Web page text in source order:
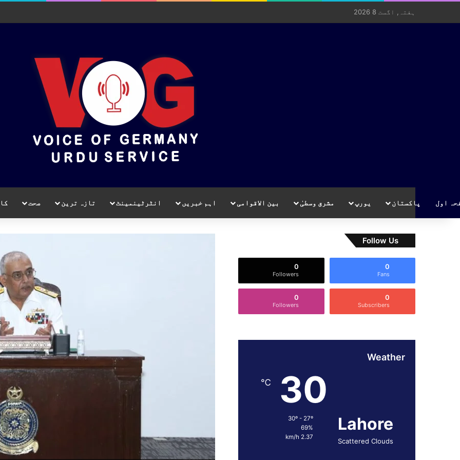
ہفتہ, اگست 8 2026
اول پاکستان یورپ مشرق وسطیٰ بین الاقوامی اہم خبریں انٹرٹینمینٹ تازہ ترین صحت
Follow Us
0
Fans
0
Followers
0
Subscribers
0
Followers
Weather
Lahore
Scattered Clouds
30
℃
30º - 27º
69%
2.37 km/h